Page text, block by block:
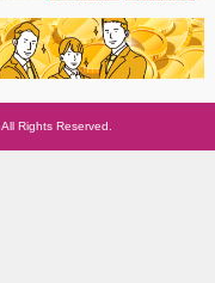
All Rights Reserved.